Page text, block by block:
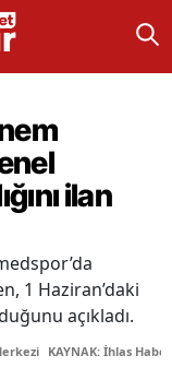
ilan
1 Haziran’daki
açıkladı.
KAYNAK: İhlas